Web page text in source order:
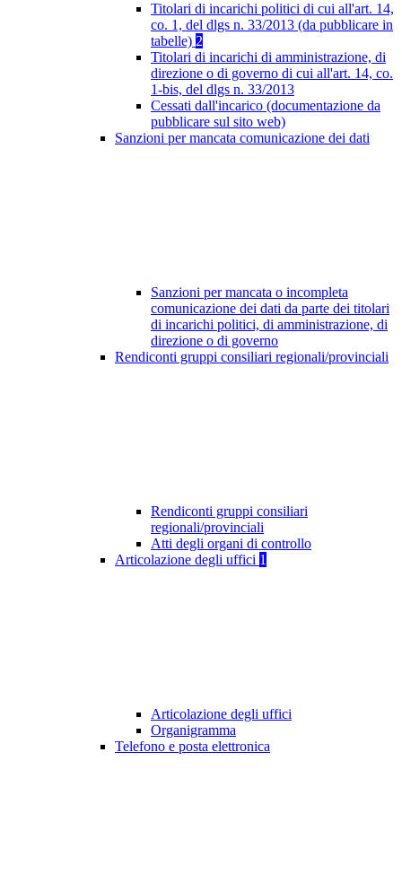
Titolari di incarichi politici di cui all'art. 14,
co. 1, del dlgs n. 33/2013 (da pubblicare in
tabelle) 2
Titolari di incarichi di amministrazione, di
direzione o di governo di cui all'art. 14, co.
1-bis, del dlgs n. 33/2013
Cessati dall'incarico (documentazione da
pubblicare sul sito web)
Sanzioni per mancata comunicazione dei dati
Sanzioni per mancata o incompleta
comunicazione dei dati da parte dei titolari
di incarichi politici, di amministrazione, di
direzione o di governo
Rendiconti gruppi consiliari regionali/provinciali
Rendiconti gruppi consiliari
regionali/provinciali
Atti degli organi di controllo
Articolazione degli uffici 1
Articolazione degli uffici
Organigramma
Telefono e posta elettronica